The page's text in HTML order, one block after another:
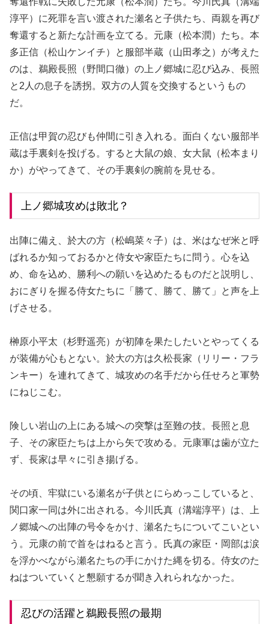
淳平）に死罪を言い渡された瀬名と子供たち、両親を再び
奪還すると新たな計画を立てる。元康（松本潤）たち。本
多正信（松山ケンイチ）と服部半蔵（山田孝之）が考えた
のは、鵜殿長照（野間口徹）の上ノ郷城に忍び込み、長照
と2人の息子を誘拐。双方の人質を交換するというもの
だ。
正信は甲賀の忍びも仲間に引き入れる。面白くない服部半
蔵は手裏剣を投げる。すると大鼠の娘、女大鼠（松本まり
か）がやってきて、その手裏剣の腕前を見せる。
上ノ郷城攻めは敗北？
出陣に備え、於大の方（松嶋菜々子）は、米はなぜ米と呼
ばれるか知っておるかと侍女や家臣たちに問う。心を込
め、命を込め、勝利への願いを込めたるものだと説明し、
おにぎりを握る侍女たちに「勝て、勝て、勝て」と声を上
げさせる。
榊原小平太（杉野遥亮）が初陣を果たしたいとやってくる
が装備が心もとない。於大の方は久松長家（リリー・フラ
ンキー）を連れてきて、城攻めの名手だから任せろと軍勢
にねじこむ。
険しい岩山の上にある城への突撃は至難の技。長照と息
子、その家臣たちは上から矢で攻める。元康軍は歯が立た
ず、長家は早々に引き揚げる。
その頃、牢獄にいる瀬名が子供とにらめっこしていると、
関口家一同は外に出される。今川氏真（溝端淳平）は、上
ノ郷城への出陣の号令をかけ、瀬名たちについてこいとい
う。元康の前で首をはねると言う。氏真の家臣・岡部は涙
を浮かべながら瀬名たちの手にかけた縄を切る。侍女のた
ねはついていくと懇願するが聞き入れられなかった。
忍びの活躍と鵜殿長照の最期